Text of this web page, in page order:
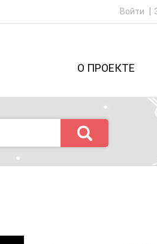
Войти
О ПРОЕКТЕ